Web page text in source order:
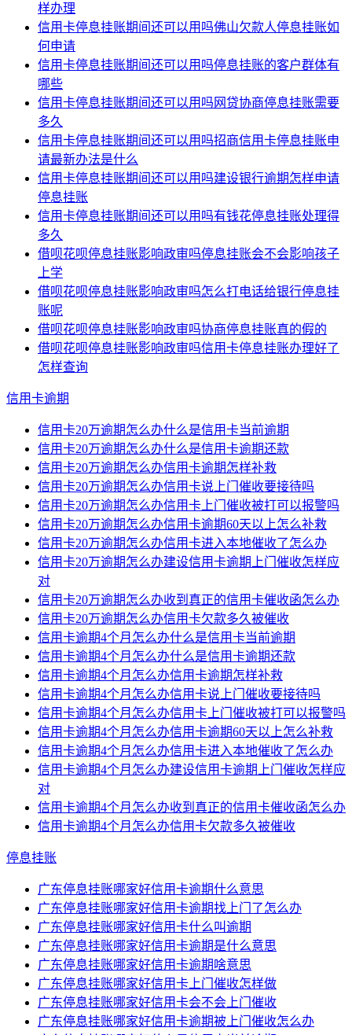
样办理
信用卡停息挂账期间还可以用吗佛山欠款人停息挂账如
何申请
信用卡停息挂账期间还可以用吗停息挂账的客户群体有
哪些
信用卡停息挂账期间还可以用吗网贷协商停息挂账需要
多久
信用卡停息挂账期间还可以用吗招商信用卡停息挂账申
请最新办法是什么
信用卡停息挂账期间还可以用吗建设银行逾期怎样申请
停息挂账
信用卡停息挂账期间还可以用吗有钱花停息挂账处理得
多久
借呗花呗停息挂账影响政审吗停息挂账会不会影响孩子
上学
借呗花呗停息挂账影响政审吗怎么打电话给银行停息挂
账呢
借呗花呗停息挂账影响政审吗协商停息挂账真的假的
借呗花呗停息挂账影响政审吗信用卡停息挂账办理好了
怎样查询
信用卡逾期
信用卡20万逾期怎么办什么是信用卡当前逾期
信用卡20万逾期怎么办什么是信用卡逾期还款
信用卡20万逾期怎么办信用卡逾期怎样补救
信用卡20万逾期怎么办信用卡说上门催收要接待吗
信用卡20万逾期怎么办信用卡上门催收被打可以报警吗
信用卡20万逾期怎么办信用卡逾期60天以上怎么补救
信用卡20万逾期怎么办信用卡进入本地催收了怎么办
信用卡20万逾期怎么办建设信用卡逾期上门催收怎样应
对
信用卡20万逾期怎么办收到真正的信用卡催收函怎么办
信用卡20万逾期怎么办信用卡欠款多久被催收
信用卡逾期4个月怎么办什么是信用卡当前逾期
信用卡逾期4个月怎么办什么是信用卡逾期还款
信用卡逾期4个月怎么办信用卡逾期怎样补救
信用卡逾期4个月怎么办信用卡说上门催收要接待吗
信用卡逾期4个月怎么办信用卡上门催收被打可以报警吗
信用卡逾期4个月怎么办信用卡逾期60天以上怎么补救
信用卡逾期4个月怎么办信用卡进入本地催收了怎么办
信用卡逾期4个月怎么办建设信用卡逾期上门催收怎样应
对
信用卡逾期4个月怎么办收到真正的信用卡催收函怎么办
信用卡逾期4个月怎么办信用卡欠款多久被催收
停息挂账
广东停息挂账哪家好信用卡逾期什么意思
广东停息挂账哪家好信用卡逾期找上门了怎么办
广东停息挂账哪家好信用卡什么叫逾期
广东停息挂账哪家好信用卡逾期是什么意思
广东停息挂账哪家好信用卡逾期啥意思
广东停息挂账哪家好信用卡上门催收怎样做
广东停息挂账哪家好信用卡会不会上门催收
广东停息挂账哪家好信用卡逾期被上门催收怎么办